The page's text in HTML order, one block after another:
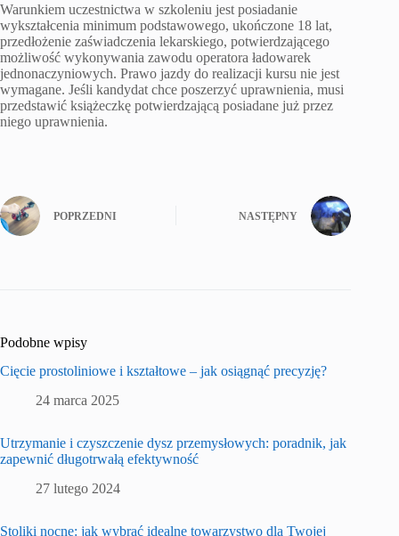
Warunkiem uczestnictwa w szkoleniu jest posiadanie
wykształcenia minimum podstawowego, ukończone 18 lat,
przedłożenie zaświadczenia lekarskiego, potwierdzającego
możliwość wykonywania zawodu operatora ładowarek
jednonaczyniowych. Prawo jazdy do realizacji kursu nie jest
wymagane. Jeśli kandydat chce poszerzyć uprawnienia, musi
przedstawić książeczkę potwierdzającą posiadane już przez
niego uprawnienia.
POPRZEDNI NASTĘPNY
Podobne wpisy
Cięcie prostoliniowe i kształtowe – jak osiągnąć precyzję?
24 marca 2025
Utrzymanie i czyszczenie dysz przemysłowych: poradnik, jak
zapewnić długotrwałą efektywność
27 lutego 2024
Stoliki nocne: jak wybrać idealne towarzystwo dla Twojej